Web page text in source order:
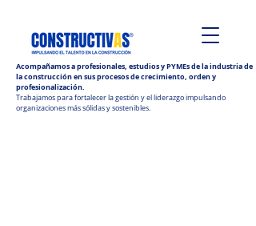
Acompañamos a profesionales, estudios y PYMEs de la industria de
la construcción en sus procesos de crecimiento, orden y
profesionalización.
Trabajamos para fortalecer la gestión y el liderazgo impulsando
organizaciones más sólidas y sostenibles.